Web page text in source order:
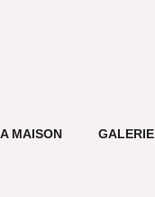
MAISON GALERIE